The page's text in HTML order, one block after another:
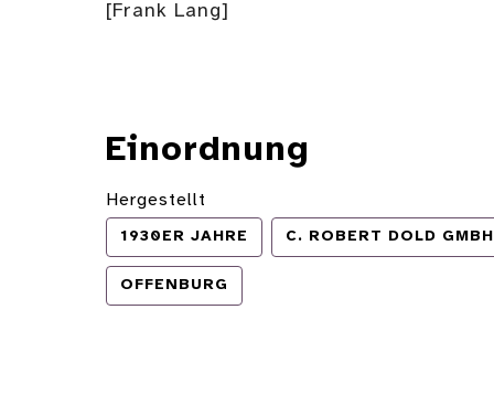
[Frank Lang]
Einordnung
Hergestellt
1930ER JAHRE C. ROBERT DOLD
OFFENBURG